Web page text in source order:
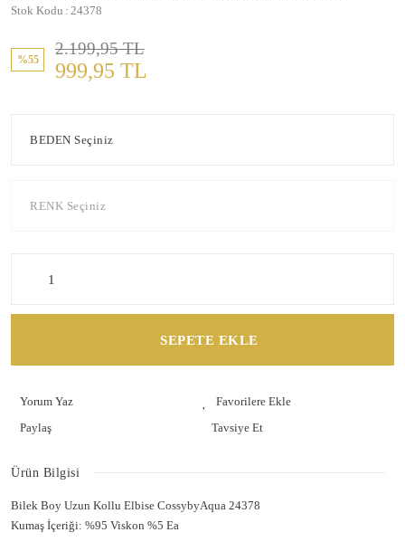
Stok Kodu 24378
%55
2.199,95 TL
999,95 TL
SEPETE EKLE
Yorum Yaz
Paylaş
Tavsiye Et
Ürün Bilgisi
Bilek Boy Uzun Kollu Elbise CossybyAqua 24378
Kumaş İçeriği: %95 Viskon %5 Ea